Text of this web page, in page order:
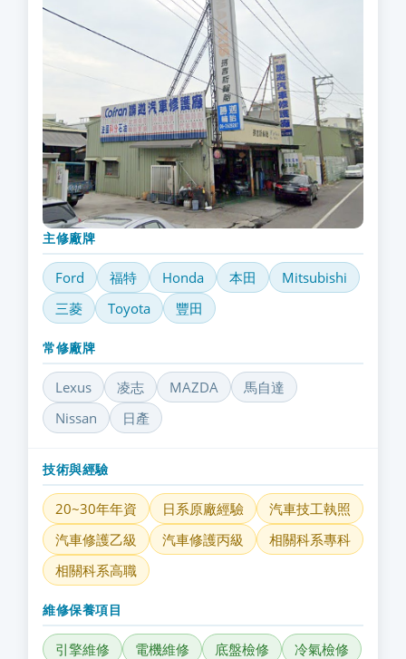
主修廠牌
Ford 福特 Honda 本田
Mitsubishi
三菱
Toyota 豐田
常修廠牌
Lexus 凌志 MAZDA
馬自達
Nissan
日產
技術與經驗
20~30年年資 日系原廠經驗
汽車技工執照
汽車修護乙級
汽車修護丙級
相關科系專科
相關科系高職
維修保養項目
引擎維修 電機維修 底盤檢修
冷氣檢修